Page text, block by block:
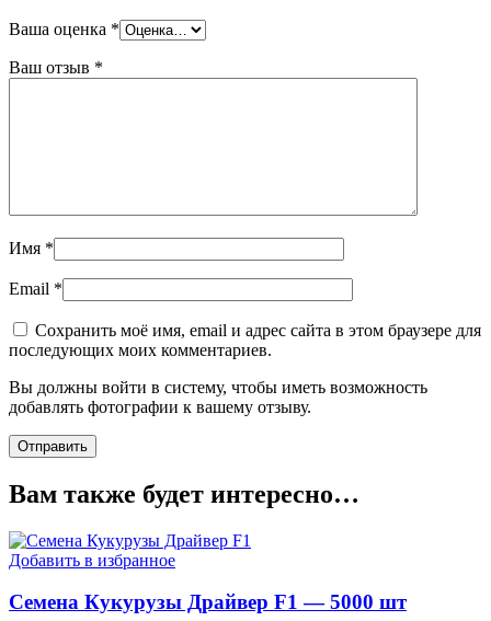
Ваша оценка *
Ваш отзыв *
Имя *
Email *
Сохранить моё имя, email и адрес сайта в этом браузере для
последующих моих комментариев.
Вы должны войти в систему, чтобы иметь возможность
добавлять фотографии к вашему отзыву.
Вам также будет интересно…
Добавить в избранное
Семена Кукурузы Драйвер F1 — 5000 шт